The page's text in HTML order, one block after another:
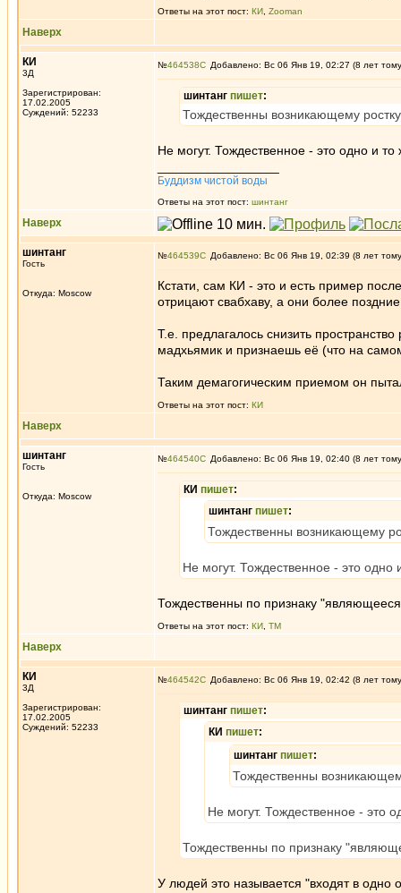
Ответы на этот пост: КИ Zooman
Наверх
КИ
3Д
Зарегистрирован:
17.02.2005
Суждений: 52233
№464538 Добавлено: Вс 06 Янв 19, 02:27 (8 лет
шинтанг пишет:
Тождественны возникающему
Не могут. Тождественное - это одно и
Буддизм чистой воды
Ответы на этот пост: шинтанг
Наверх
шинтанг
Гость
Откуда: Moscow
№464539 Добавлено: Вс 06 Янв 19, 02:39 (8 лет
Кстати, сам КИ - это и есть пример
отрицают свабхаву, а они более
Т.е. предлагалось снизить
мадхьямик и признаешь её (что на
Таким демагогическим приемом он
Ответы на этот пост: КИ
Наверх
шинтанг
Гость
Откуда: Moscow
№464540 Добавлено: Вс 06 Янв 19, 02:40 (8 лет
КИ пишет:
шинтанг пишет:
Тождественны возникающему
Не могут. Тождественное - это одно
Тождественны по признаку
Ответы на этот пост: КИ ТМ
Наверх
КИ
3Д
Зарегистрирован:
17.02.2005
Суждений: 52233
№464542 Добавлено: Вс 06 Янв 19, 02:42 (8 лет
шинтанг пишет:
КИ пишет:
шинтанг пишет:
Тождественны
Не могут. Тождественное - это
Тождественны по признаку
У людей это называется "входят в